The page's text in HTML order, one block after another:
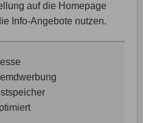
auf die Homepage
Info-Angebote nutzen.